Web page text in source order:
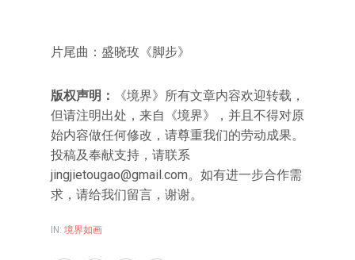
片尾曲：盛晓玫《脚步》
版权声明：
《境界》所有文章内容欢迎转载，
但请注明出处，来自《境界》，并且不得对原
始内容做任何修改，请尊重我们的劳动成果。
投稿及奉献支持，请联系
jingjietougao@gmail.com。如有进一步合作需
求，请给我们留言，谢谢。
IN: 境界如画